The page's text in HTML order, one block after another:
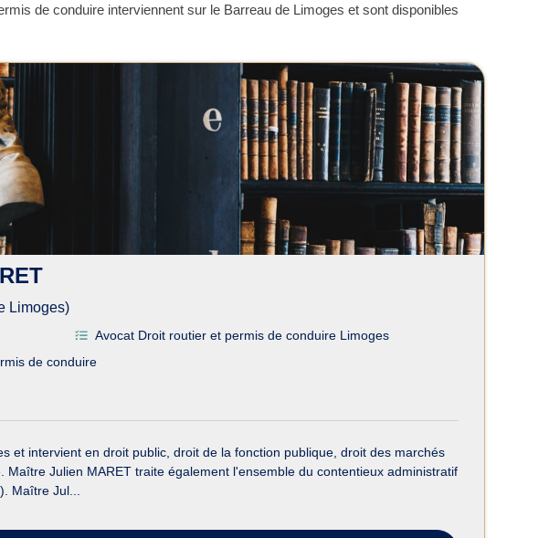
de conduire interviennent sur le Barreau de Limoges et sont disponibles
permis de conduire à Limoges
Limoges)
Avocat Droit routier et permis de conduire Limoges
de conduire
et intervient en droit public, droit de la fonction publique, droit des marchés
Julien MARET traite également l'ensemble du contentieux administratif
Maître Jul...